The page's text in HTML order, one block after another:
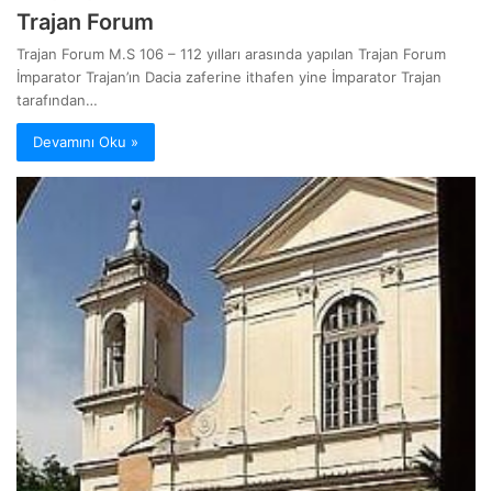
Trajan Forum
Trajan Forum M.S 106 – 112 yılları arasında yapılan Trajan Forum
İmparator Trajan’ın Dacia zaferine ithafen yine İmparator Trajan
tarafından…
Devamını Oku »